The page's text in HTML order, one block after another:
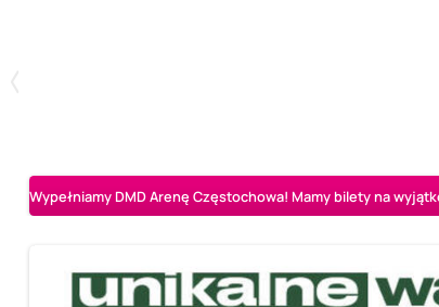
Wypełniamy DMD Arenę Częstochowa! Mamy bilety na